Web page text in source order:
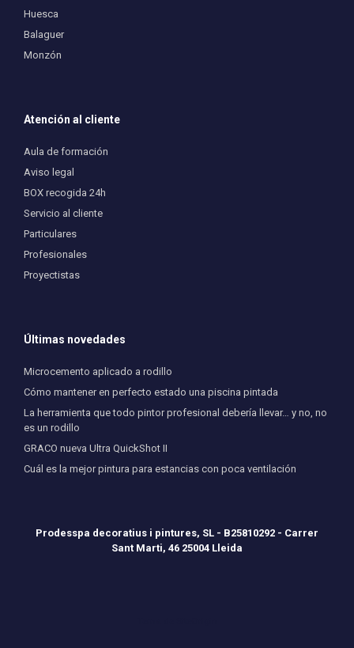
Huesca
Balaguer
Monzón
Atención al cliente
Aula de formación
Aviso legal
BOX recogida 24h
Servicio al cliente
Particulares
Profesionales
Proyectistas
Últimas novedades
Microcemento aplicado a rodillo
Cómo mantener en perfecto estado una piscina pintada
La herramienta que todo pintor profesional debería llevar… y no, no
es un rodillo
GRACO nueva Ultra QuickShot II
Cuál es la mejor pintura para estancias con poca ventilación
Prodesspa decoratius i pintures, SL - B25810292 - Carrer
Sant Marti, 46 25004 Lleida